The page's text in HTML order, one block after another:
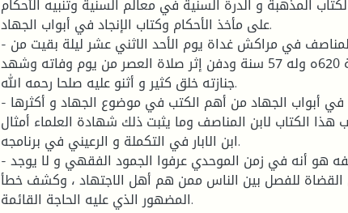
المذهبة و الدرة السنية في معالم السنية وتنبيه الأحكام
على مأخذ الأحكام وكتاب الإنجاد في أبواب الجهاد.
- كانت وفاة ابن المناصف في مراكش غداة يوم الأحد الاثني عشر ليلة بقيت من
ربيع الآخر سنة 620ه وله 57 سنة ودفن إثر صلاة العصر من يوم وفاته وشهد
جنازته خلق كثير و أثنو عليه صلحا رحمه الله.
- يعتبر كتاب الأنجاد في أبواب الجهاد من أهم الكتب في موضوع الجهاد و أكثرها
الكتاب لابن المناصف وما يثبت ذلك شهادة العلماء أمثال
ابن الابار في التكملة و الرعيني في برنامجه.
- من أسباب تأليفه هو أنه في زمن الموحدي عرفوا الجمود الفقهي و لا يوجد
القضاة للفصل بين الناس ممن هم أهل الاجتهاد ، وكشف خطأ
المضهور الذي عليه الحاجة القائمة.